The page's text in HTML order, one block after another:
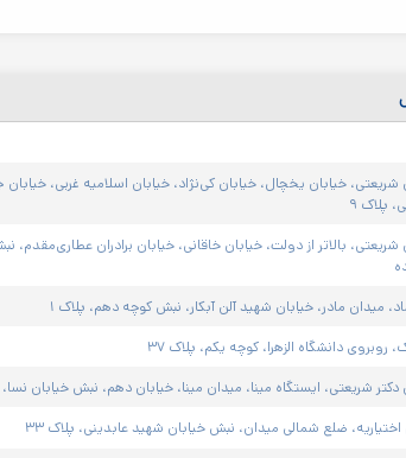
پلاک ۹
خیابان شریعتی، بالاتر از دولت، خیابان
میدان مادر، خیابان شهید آلن آبکار، نبش کوچه دهم، پلاک ۱
روبروی دانشگاه الزهرا، کوچه یکم، پلاک ۳۷
دکتر شریعتی، ایستگاه مینا، میدان مینا، خیابان دهم، نبش خیابان نسا،
ضلع شمالی میدان، نبش خیابان شهید عابدینی، پلاک ۳۳